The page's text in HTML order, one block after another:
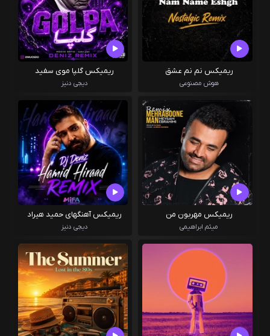
ریمیکس نم نم عشق
هوش مصنوعی
ریمیکس گلپا موی سفید
دیجی دنیز
ریمیکس مهربون من
میثم ابراهیمی
ریمیکس آهنگهای حمید هیراد
دیجی دنیز